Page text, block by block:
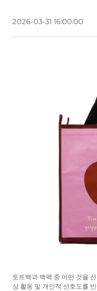
2026-03-31 16:00:00
토트백과 백팩 중 어떤 것을
상 활동 및 개인적 선호도를